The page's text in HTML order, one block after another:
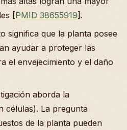
[PMID 38655919].
significa que la planta posee
ayudar a proteger las
el envejecimiento y el daño
aborda la
células). La pregunta
de la planta pueden